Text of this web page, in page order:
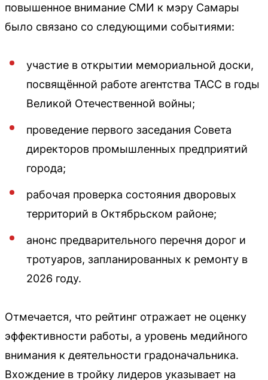
повышенное внимание СМИ к мэру Самары
было связано со следующими событиями:
участие в открытии мемориальной доски,
посвящённой работе агентства ТАСС в годы
Великой Отечественной войны;
проведение первого заседания Совета
директоров промышленных предприятий
города;
рабочая проверка состояния дворовых
территорий в Октябрьском районе;
анонс предварительного перечня дорог и
тротуаров, запланированных к ремонту в
2026 году.
Отмечается, что рейтинг отражает не оценку
эффективности работы, а уровень медийного
внимания к деятельности градоначальника.
Вхождение в тройку лидеров указывает на